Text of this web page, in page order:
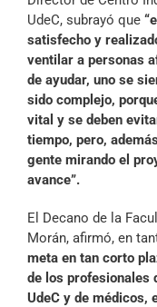
UdeC, subrayó que
satisfecho y
ventilar a personas
de ayudar, uno se
sido complejo,
vital y se deben
tiempo, pero,
gente mirando el
avance”.
El Decano de la
Morán, afirmó, en
meta en tan corto
de los profesionales
UdeC y de médicos,